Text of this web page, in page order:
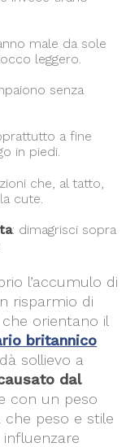
male da sole
leggero.
senza
a fine
in piedi.
che, al tatto,
cute.
: dimagrisci sopra
l’accumulo di
risparmio di
orientano il
britannico
sollievo a
dal
con un peso
che peso e stile